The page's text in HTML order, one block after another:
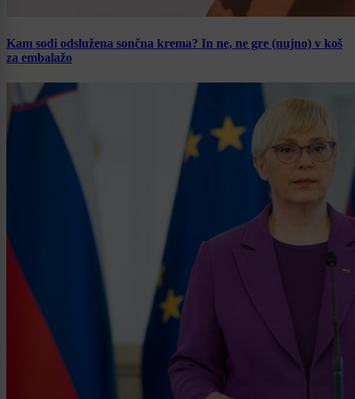
Kam sodi odslužena sončna krema? In ne, ne gre (nujno) v koš
za embalažo